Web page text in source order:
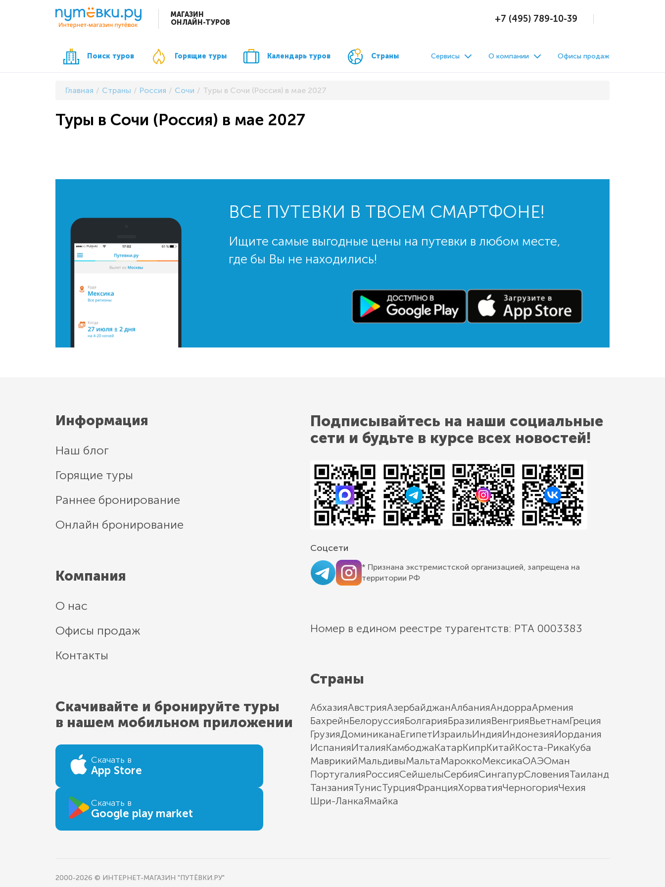
МАГАЗИН
ОНЛАЙН-ТУРОВ
+7 (495) 789-10-39
Поиск туров Горящие туры Календарь туров Страны Сервисы О компании Офисы продаж
Главная Страны Россия Сочи Туры в Сочи (Россия) в мае 2027
Туры в Сочи (Россия) в мае 2027
ВСЕ ПУТЕВКИ В ТВОЕМ СМАРТФОНЕ!
Ищите самые выгодные цены на путевки в любом месте,
где бы Вы не находились!
Информация
Наш блог
Горящие туры
Раннее бронирование
Онлайн бронирование
Компания
О нас
Офисы продаж
Контакты
Скачивайте и бронируйте туры
в нашем мобильном приложении
Скачать в
App Store
Скачать в
Google play market
Подписывайтесь на наши социальные
сети и будьте в курсе всех новостей!
Соцсети
* Признана экстремистской организацией, запрещена на
территории РФ
Номер в едином реестре турагентств: РТА 0003383
Страны
АбхазияАвстрияАзербайджанАлбанияАндорраАрмения
БахрейнБелоруссияБолгарияБразилияВенгрияВьетнамГреция
ГрузияДоминиканаЕгипетИзраильИндияИндонезияИордания
ИспанияИталияКамбоджаКатарКипрКитайКоста-РикаКуба
МаврикийМальдивыМальтаМароккоМексикаОАЭОман
ПортугалияРоссияСейшелыСербияСингапурСловенияТаиланд
ТанзанияТунисТурцияФранцияХорватияЧерногорияЧехия
Шри-ЛанкаЯмайка
2000-2026 © ИНТЕРНЕТ-МАГАЗИН "ПУТЁВКИ.РУ"